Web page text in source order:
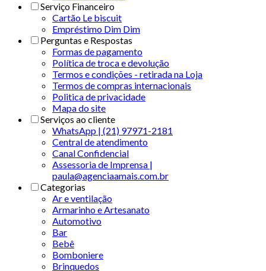
Serviço Financeiro
Cartão Le biscuit
Empréstimo Dim Dim
Perguntas e Respostas
Formas de pagamento
Política de troca e devolução
Termos e condições - retirada na Loja
Termos de compras internacionais
Politica de privacidade
Mapa do site
Serviços ao cliente
WhatsApp | (21) 97971-2181
Central de atendimento
Canal Confidencial
Assessoria de Imprensa |
paula@agenciaamais.com.br
Categorias
Ar e ventilação
Armarinho e Artesanato
Automotivo
Bar
Bebê
Bomboniere
Brinquedos